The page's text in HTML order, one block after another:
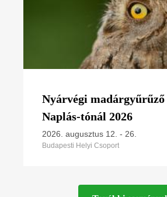
Nyárvégi madárgyűrűző
Naplás-tónál 2026
2026. augusztus 12. - 26.
Budapesti Helyi Csoport